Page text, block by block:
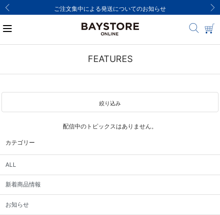
ご注文集中による発送についてのお知らせ
カテゴリー
ALL
新着商品情報
お知らせ
FEATURES
絞り込み
配信中のトピックスはありません。